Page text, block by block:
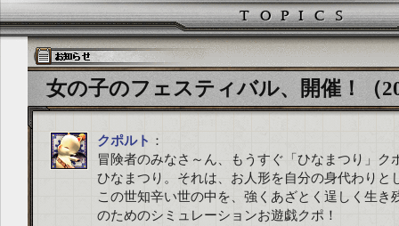
女の子のフェスティバル、開催！（
クポルト ：
冒険者のみなさ～ん、もうすぐ「ひなまつり」ク
ひなまつり。それは、お人形を自分の身代わりと
この世知辛い世の中を、強くあざとく逞しく生き
のためのシミュレーションお遊戯クポ！